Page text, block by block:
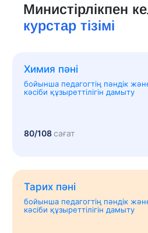
Министірлікпен
курстар тізімі
Химия пәні
бойынша педагогтің пәндік
кәсіби құзыреттілігін дамыту
80/108сағат
Тарих пәні
бойынша педагогтің пәндік
кәсіби құзыреттілігін дамыту